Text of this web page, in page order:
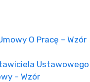
O Pracę – Wzór
Ustawowego
– Wzór